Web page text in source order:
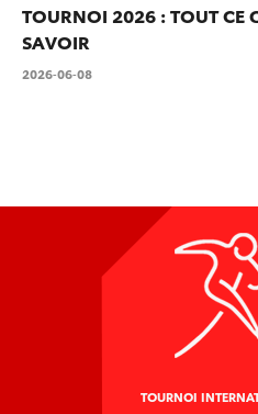
TOURNOI 2026 : TOUT CE
SAVOIR
2026-06-08
TOURNOI